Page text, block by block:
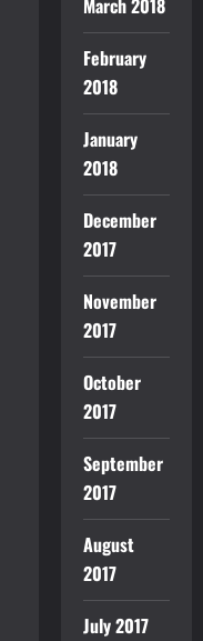
March 2018
February
2018
January
2018
December
2017
November
2017
October
2017
September
2017
August
2017
July 2017